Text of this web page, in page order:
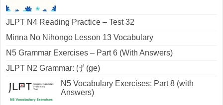
JLPT N4 Reading Practice – Test 32
Minna No Nihongo Lesson 13 Vocabulary
N5 Grammar Exercises – Part 6 (With Answers)
JLPT N2 Grammar: げ (ge)
N5 Vocabulary Exercises: Part 8 (with
Answers)